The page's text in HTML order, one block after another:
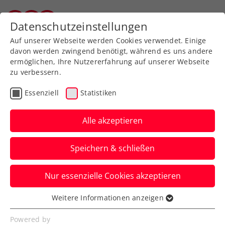
Zurück zur Newsübersicht
Davis Cup
Generali Austria Davis
Cup Team gegen die
Türkei steht fürs Erste
Jurij Rodionov, Filip Misolic, Lukas
Neumayer, Lucas Miedler und Alexander
Erler werden vorläufig nominiert.
Verfasst von: Manuel Wachta, 03.09.2024
Datenschutzeinstellungen
Auf unserer Webseite werden Cookies verwendet. Einige
davon werden zwingend benötigt, während es uns andere
ermöglichen, Ihre Nutzererfahrung auf unserer Webseite
zu verbessern.
Essenziell Statistiken
Alle akzeptieren
Speichern & schließen
Nur essenzielle Cookies akzeptieren
Essenziell
Essenzielle Cookies werden für grundlegende
Weitere Informationen anzeigen
Powered by